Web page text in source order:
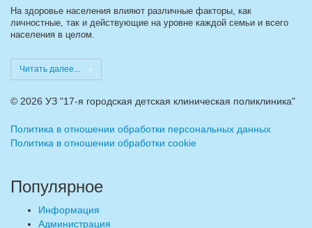
На здоровье населения влияют различные факторы, как
личностные, так и действующие на уровне каждой семьи и всего
населения в целом.
Читать далее...
© 2026 УЗ "17-я городская детская клиническая поликлиника"
Политика в отношении обработки персональных данных
Политика в отношении обработки cookie
Популярное
Информация
Администрация